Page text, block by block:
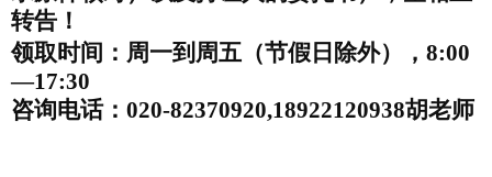
转告！
领取时间：周一到周五（节假日除外），8:00
—17:30
咨询电话：020-82370920,18922120938胡老师